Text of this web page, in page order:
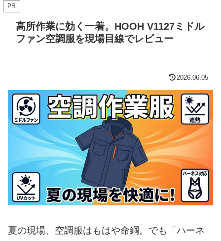
PR
高所作業に効く一着。HOOH V1127ミドル
ファン空調服を現場目線でレビュー
2026.06.05
夏の現場、空調服はもはや命綱。でも「ハーネ